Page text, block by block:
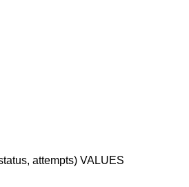
attempts) VALUES